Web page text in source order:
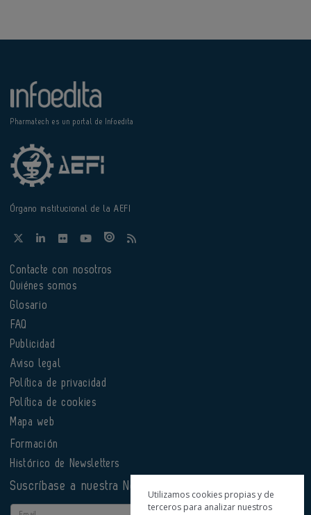
Pharmatech es un portal de Infoedita
Órgano institucional de la AEFI
Contacte con nosotros
Quiénes somos
Glosario
FAQ
Publicidad
Aviso legal
Política de privacidad
Política de cookies
Mapa web
Formación
Histórico de Newsletters
Suscríbase a nuestra Newsletter
Email
Utilizamos cookies propias y de
terceros para analizar nuestros